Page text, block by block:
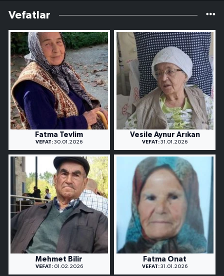
Vefatlar
Fatma Tevlim
VEFAT: 30.01.2026
Vesile Aynur Arıkan
VEFAT: 31.01.2026
Mehmet Bilir
VEFAT:01.02.2026
Fatma Onat
VEFAT: 31.01.2026